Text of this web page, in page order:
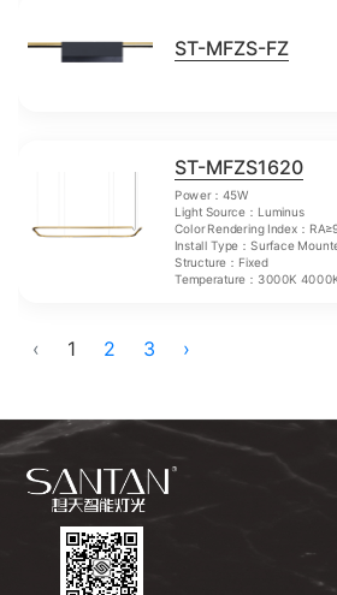
ST-MFZS-FZ
ST-MFZS1620
Power：45W
Light Source：Luminus
Color Rendering Index：
Install Type：Surface
Structure：Fixed
Temperature：3000K
‹ 1 2 3 ›